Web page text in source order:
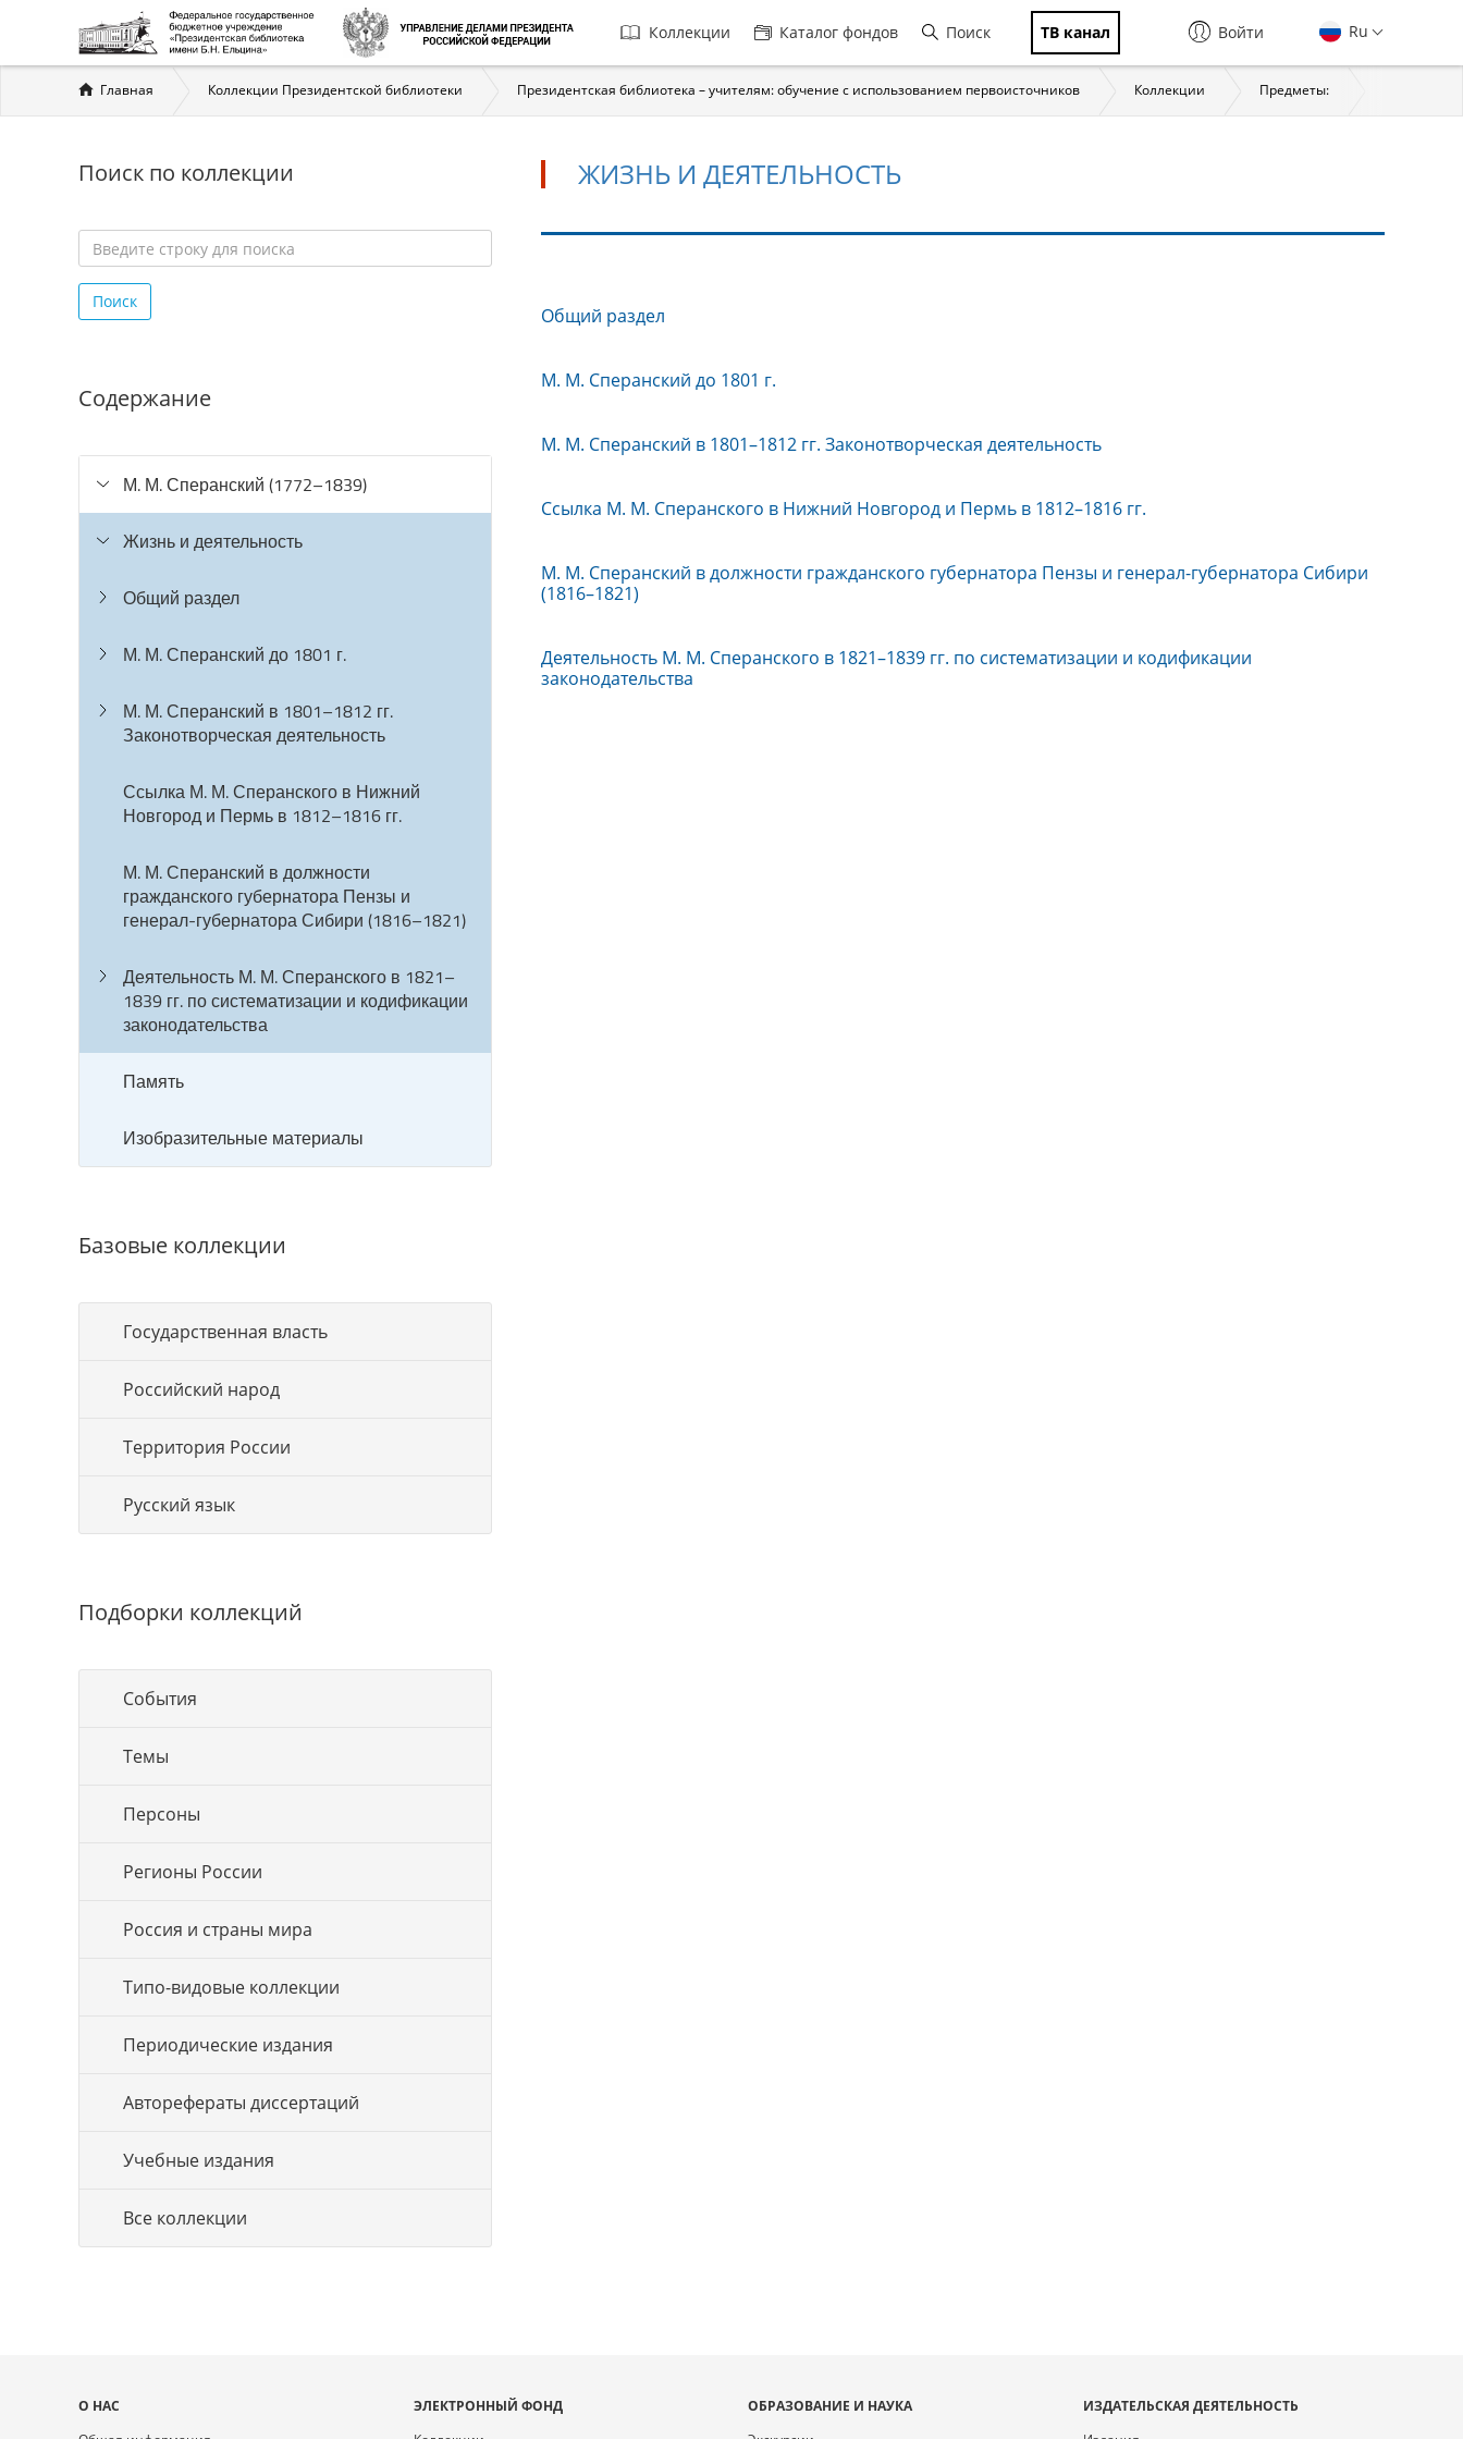
Главная
навигация
Коллекции Каталог фондов Поиск ТВ канал Ru
Войти
Вы
здесь
Главная Коллекции Президентской библиотеки Президентская библиотека – учителям: обучение с использованием первоисточников Коллекции Предметы:
Поиск по коллекции
строку
для
Поиск
Содержание
М. М. Сперанский (1772–1839)
Жизнь и деятельность
Общий раздел
М. М. Сперанский до 1801 г.
М. М. Сперанский в 1801–1812 гг.
Законотворческая деятельность
Ссылка М. М. Сперанского в Нижний
Новгород и Пермь в 1812–1816 гг.
М. М. Сперанский в должности
гражданского губернатора Пензы и
генерал-губернатора Сибири (1816–1821)
Деятельность М. М. Сперанского в 1821–
1839 гг. по систематизации и кодификации
законодательства
Память
Изобразительные материалы
Базовые коллекции
Государственная власть
Российский народ
Территория России
Русский язык
Подборки коллекций
События
Темы
Персоны
Регионы России
Россия и страны мира
Типо-видовые коллекции
Периодические издания
Авторефераты диссертаций
Учебные издания
Все коллекции
ЖИЗНЬ И ДЕЯТЕЛЬНОСТЬ
и
Общий раздел
М. М. Сперанский до 1801 г.
М. М. Сперанский в 1801–1812 гг. Законотворческая деятельность
Ссылка М. М. Сперанского в Нижний Новгород и Пермь в 1812–1816 гг.
М. М. Сперанский в должности гражданского губернатора Пензы и генерал-губернатора Сибири
(1816–1821)
Деятельность М. М. Сперанского в 1821–1839 гг. по систематизации и кодификации
законодательства
Карта
О НАС
ЭЛЕКТРОННЫЙ ФОНД
ОБРАЗОВАНИЕ И НАУКА
ИЗДАТЕЛЬСКАЯ ДЕЯТЕЛЬНОСТЬ